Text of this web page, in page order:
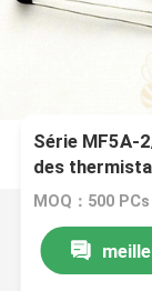
Série MF5A-
des
MOQ：500 PCs